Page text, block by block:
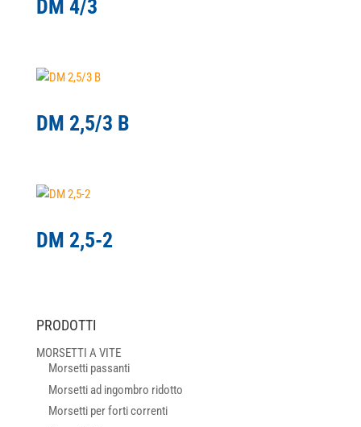
DM 4/3
DM 2,5/3 B
DM 2,5-2
PRODOTTI
MORSETTI A VITE
Morsetti passanti
Morsetti ad ingombro ridotto
Morsetti per forti correnti